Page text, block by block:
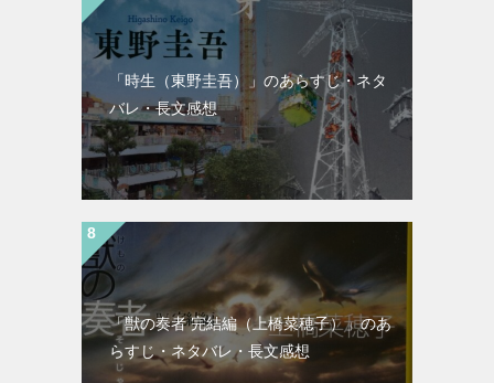
「時生（東野圭吾）」のあらすじ・ネタ
バレ・長文感想
「獣の奏者 完結編（上橋菜穂子）」のあ
らすじ・ネタバレ・長文感想